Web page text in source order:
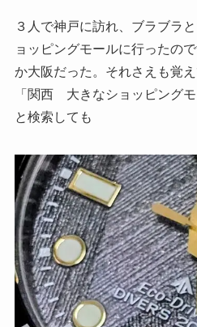
３人で神戸に訪れ、ブラブラ
ョッピングモールに行ったの
か大阪だった。それさえも覚
「関西 大きなショッピング
と検索しても